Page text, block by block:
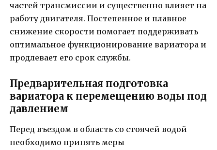
частей трансмиссии и существенно влияет на
работу двигателя. Постепенное и плавное
снижение скорости помогает поддерживать
оптимальное функционирование вариатора и
продлевает его срок службы.
Предварительная подготовка
вариатора к перемещению воды под
давлением
Перед въездом в область со стоячей водой
необходимо принять меры